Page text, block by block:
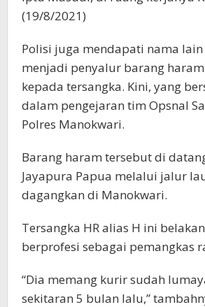
(19/8/2021)
Polisi juga mendapati nama
menjadi penyalur barang
kepada tersangka. Kini, yang
dalam pengejaran tim Opsnal
Polres Manokwari.
Barang haram tersebut di
Jayapura Papua melalui jalur
dagangkan di Manokwari.
Tersangka HR alias H ini
berprofesi sebagai pemangkas
“Dia memang kurir sudah
sekitaran 5 bulan lalu,”